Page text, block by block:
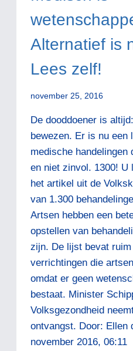
Alternatief is
Lees zelf!
november 25, 2016
De dooddoener is
bewezen. Er is nu een
medische handelingen
en niet zinvol. 1300! U
het artikel uit de
van 1.300
Artsen hebben een
opstellen van
zijn. De lijst bevat
verrichtingen die
omdat er geen
bestaat. Minister
Volksgezondheid
ontvangst. Door: Ellen
november 2016,